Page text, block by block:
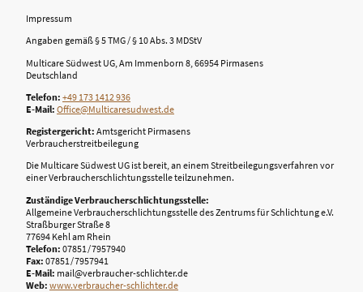
Impressum
Angaben gemäß § 5 TMG / § 10 Abs. 3 MDStV
Multicare Südwest UG, Am Immenborn 8, 66954 Pirmasens
Deutschland
Telefon: +49 173 1412 936
E-Mail: Office@Multicaresudwest.de
Registergericht: Amtsgericht Pirmasens
Verbraucherstreitbeilegung
Die Multicare Südwest UG ist bereit, an einem Streitbeilegungsverfahren vor
einer Verbraucherschlichtungsstelle teilzunehmen.
Zuständige Verbraucherschlichtungsstelle:
Allgemeine Verbraucherschlichtungsstelle des Zentrums für Schlichtung e.V.
Straßburger Straße 8
77694 Kehl am Rhein
Telefon: 07851 / 7957940
Fax: 07851 / 7957941
E-Mail: mail@verbraucher-schlichter.de
Web: www.verbraucher-schlichter.de